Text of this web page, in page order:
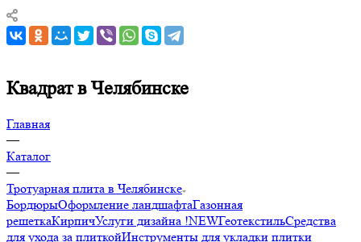
Квадрат в Челябинске
Главная
—
Каталог
—
Тротуарная плита в Челябинске
БордюрыОформление ландшафтаГазонная
решеткаКирпичУслуги дизайна !NEWГеотекстильСредства
для ухода за плиткойИнструменты для укладки плитки